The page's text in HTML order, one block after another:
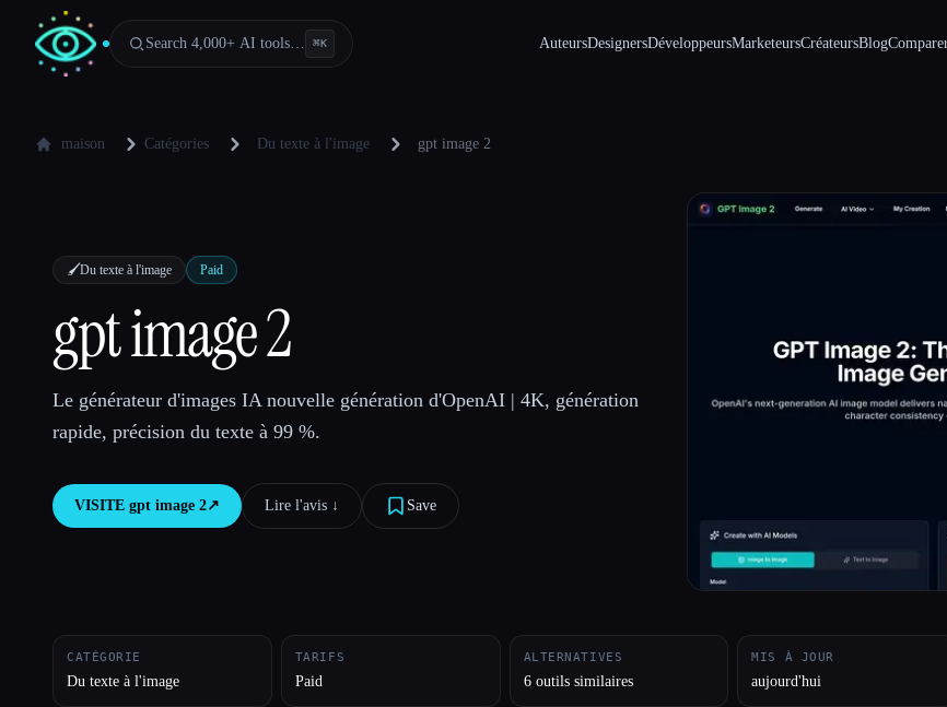
Search 4,000+ AI tools… ⌘K AuteursDesignersDéveloppeursMarketeursCréateursBlog
maison Catégories Du texte à l'image gpt image 2
🖌️Du texte à l'image Paid
gpt image 2
Le générateur d'images IA nouvelle génération d'OpenAI | 4K, génération
rapide, précision du texte à 99 %.
VISITE gpt image 2↗︎ Lire l'avis ↓︎ Save
CATÉGORIE
Du texte à l'image
TARIFS
Paid
ALTERNATIVES
6 outils similaires
MIS À JOUR
aujourd'hui